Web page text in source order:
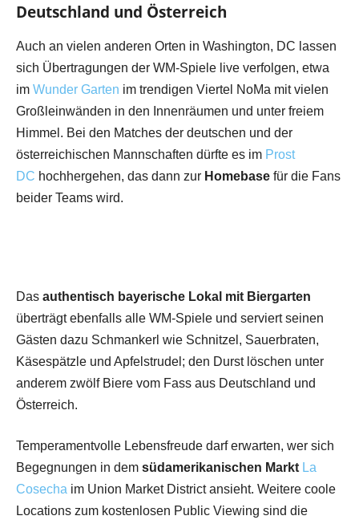
Deutschland und Österreich
Auch an vielen anderen Orten in Washington, DC lassen
sich Übertragungen der WM-Spiele live verfolgen, etwa
im Wunder Garten im trendigen Viertel NoMa mit vielen
Großleinwänden in den Innenräumen und unter freiem
Himmel. Bei den Matches der deutschen und der
österreichischen Mannschaften dürfte es im Prost
DC hochhergehen, das dann zur Homebase für die Fans
beider Teams wird.
Das authentisch bayerische Lokal mit Biergarten
überträgt ebenfalls alle WM-Spiele und serviert seinen
Gästen dazu Schmankerl wie Schnitzel, Sauerbraten,
Käsespätzle und Apfelstrudel; den Durst löschen unter
anderem zwölf Biere vom Fass aus Deutschland und
Österreich.
Temperamentvolle Lebensfreude darf erwarten, wer sich
Begegnungen in dem südamerikanischen Markt La
Cosecha im Union Market District ansieht. Weitere coole
Locations zum kostenlosen Public Viewing sind die